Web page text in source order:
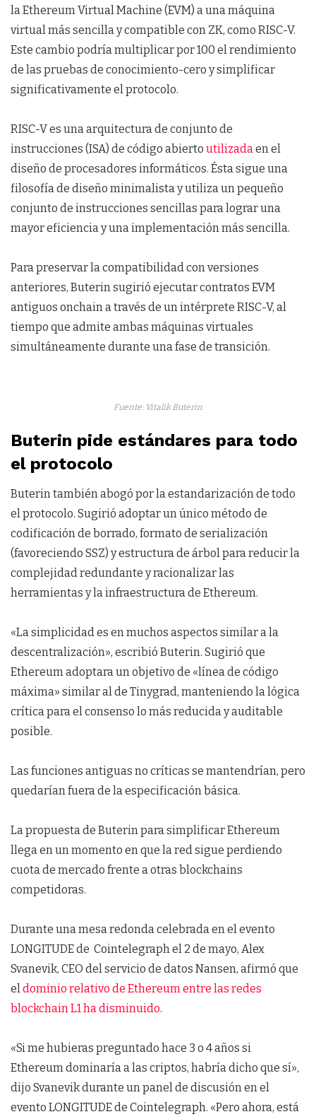
la Ethereum Virtual Machine (EVM) a una máquina
virtual más sencilla y compatible con ZK, como RISC-V.
Este cambio podría multiplicar por 100 el rendimiento
de las pruebas de conocimiento-cero y simplificar
significativamente el protocolo.
RISC-V es una arquitectura de conjunto de
instrucciones (ISA) de código abierto utilizadaen el
diseño de procesadores informáticos. Ésta sigue una
filosofía de diseño minimalista y utiliza un pequeño
conjunto de instrucciones sencillas para lograr una
mayor eficiencia y una implementación más sencilla.
Para preservar la compatibilidad con versiones
anteriores, Buterin sugirió ejecutar contratos EVM
antiguos onchain a través de un intérprete RISC-V, al
tiempo que admite ambas máquinas virtuales
simultáneamente durante una fase de transición.
Fuente: Vitalik Buterin
Buterin pide estándares para todo
el protocolo
Buterin también abogó por la estandarización de todo
el protocolo. Sugirió adoptar un único método de
codificación de borrado, formato de serialización
(favoreciendo SSZ) y estructura de árbol para reducir la
complejidad redundante y racionalizar las
herramientas y la infraestructura de Ethereum.
«La simplicidad es en muchos aspectos similar a la
descentralización», escribió Buterin. Sugirió que
Ethereum adoptara un objetivo de «línea de código
máxima» similar al de Tinygrad, manteniendo la lógica
crítica para el consenso lo más reducida y auditable
posible.
Las funciones antiguas no críticas se mantendrían, pero
quedarían fuera de la especificación básica.
La propuesta de Buterin para simplificar Ethereum
llega en un momento en que la red sigue perdiendo
cuota de mercado frente a otras blockchains
competidoras.
Durante una mesa redonda celebrada en el evento
LONGITUDE de Cointelegraph el 2 de mayo, Alex
Svanevik, CEO del servicio de datos Nansen, afirmó que
eldominio relativo de Ethereum entre las redes
blockchain L1 ha disminuido.
«Si me hubieras preguntado hace 3 o 4 años si
Ethereum dominaría a las criptos, habría dicho que sí»,
dijo Svanevik durante un panel de discusión en el
evento LONGITUDE de Cointelegraph. «Pero ahora, está